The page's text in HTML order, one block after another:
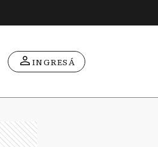
INGRESÁ